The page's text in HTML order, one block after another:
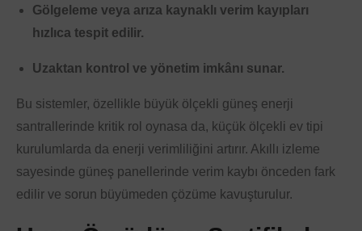
Gölgeleme veya arıza kaynaklı verim kayıpları
hızlıca tespit edilir.
Uzaktan kontrol ve yönetim imkânı sunar.
Bu sistemler, özellikle büyük ölçekli güneş enerji
santrallerinde kritik rol oynasa da, küçük ölçekli ev tipi
kurulumlarda da enerji verimliliğini artırır. Akıllı izleme
sayesinde güneş panellerinde verim kaybı önceden fark
edilir ve sorun büyümeden çözüme kavuşturulur.